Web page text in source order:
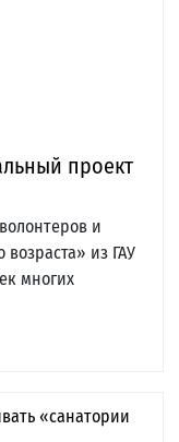
проект
и
возраста» из ГАУ
многих